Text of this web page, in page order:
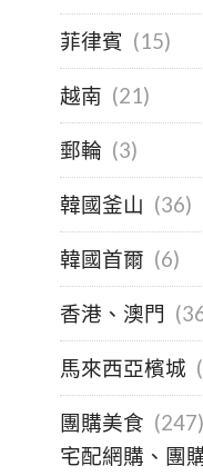
菲律賓 (15)
越南 (21)
郵輪 (3)
韓國釜山 (36)
韓國首爾 (6)
香港、澳門
馬來西亞檳城
團購美食 (247)
宅配網購、團